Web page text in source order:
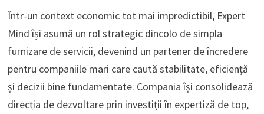
Într-un context economic tot mai impredictibil, Expert
Mind își asumă un rol strategic dincolo de simpla
furnizare de servicii, devenind un partener de încredere
pentru companiile mari care caută stabilitate, eficiență
și decizii bine fundamentate. Compania își consolidează
direcția de dezvoltare prin investiții în expertiză de top,